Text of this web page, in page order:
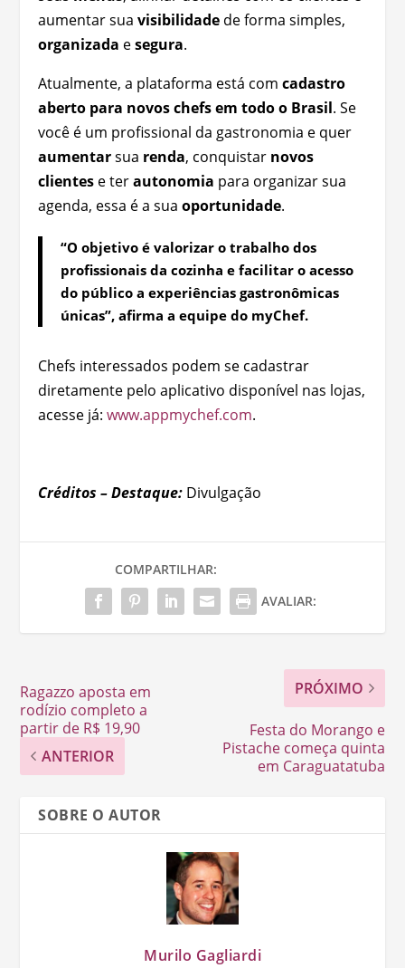
aumentar suavisibilidade de forma simples,
organizada esegura.
Atualmente, a plataforma está comcadastro
aberto para novos chefs em todo o Brasil. Se
você é um profissional da gastronomia e quer
aumentarsua renda, conquistar novos
clientes e terautonomia para organizar sua
agenda, essa é a suaoportunidade.
“O objetivo é valorizar o trabalho dos
profissionais da cozinha e facilitar o acesso
do público a experiências gastronômicas
únicas”, afirma a equipe do myChef.
Chefs interessados podem se cadastrar
diretamente pelo aplicativo disponível nas lojas,
acesse já:www.appmychef.com.
Créditos – Destaque: Divulgação
COMPARTILHAR:
AVALIAR:
Ragazzo aposta em
rodízio completo a
partir de R$ 19,90
ANTERIOR
PRÓXIMO
Festa do Morango e
Pistache começa quinta
em Caraguatatuba
SOBRE O AUTOR
Murilo Gagliardi